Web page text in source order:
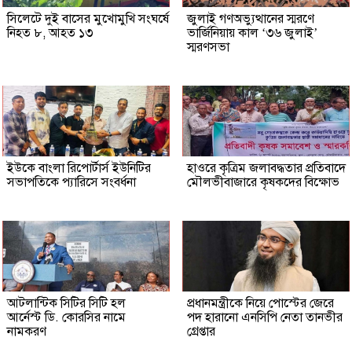
সিলেটে দুই বাসের মুখোমুখি সংঘর্ষে
নিহত ৮, আহত ১৩
জুলাই গণঅভ্যুত্থানের স্মরণে
ভার্জিনিয়ায় কাল ‘৩৬ জুলাই’
স্মরণসভা
ইউকে বাংলা রিপোর্টার্স ইউনিটির
সভাপতিকে প্যারিসে সংবর্ধনা
হাওরে কৃত্রিম জলাবদ্ধতার প্রতিবাদে
মৌলভীবাজারে কৃষকদের বিক্ষোভ
আটলান্টিক সিটির সিটি হল
আর্নেস্ট ডি. কোরসির নামে
নামকরণ
প্রধানমন্ত্রীকে নিয়ে পোস্টের জেরে
পদ হারানো এনসিপি নেতা তানভীর
গ্রেপ্তার